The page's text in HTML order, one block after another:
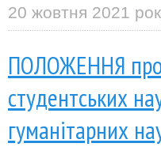
20 жовтня 2021
ПОЛОЖЕННЯ про
студентських
гуманітарних